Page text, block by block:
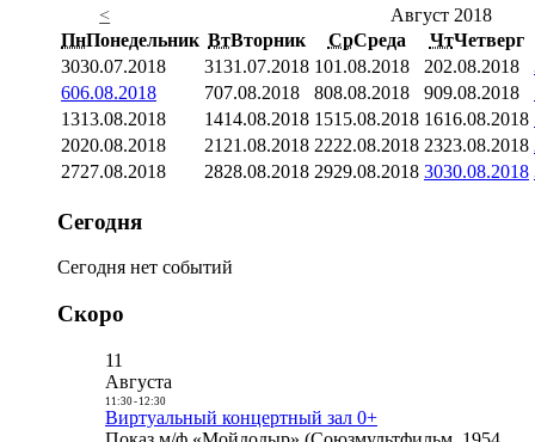
<
Август 2018
ПнПонедельник ВтВторник СрСреда ЧтЧетверг
3030.07.2018 3131.07.2018 101.08.2018 202.08.2018
606.08.2018 707.08.2018 808.08.2018 909.08.2018
1313.08.2018 1414.08.2018 1515.08.2018 1616.08.2018
2020.08.2018 21 21.08.2018 2222.08.2018 2323.08.2018
2727.08.2018 2828.08.2018 2929.08.2018 3030.08.2018
Сегодня
Сегодня нет событий
Скоро
11
Августа
11:30- 12:30
Виртуальный концертный зал 0+